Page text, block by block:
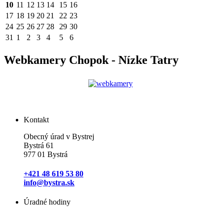
10 11 12 13 14 15 16
17 18 19 20 21 22 23
24 25 26 27 28 29 30
31 1 2 3 4 5 6
Webkamery Chopok - Nízke Tatry
Kontakt
Obecný úrad v Bystrej
Bystrá 61
977 01 Bystrá
+421 48 619 53 80
info@bystra.sk
Úradné hodiny